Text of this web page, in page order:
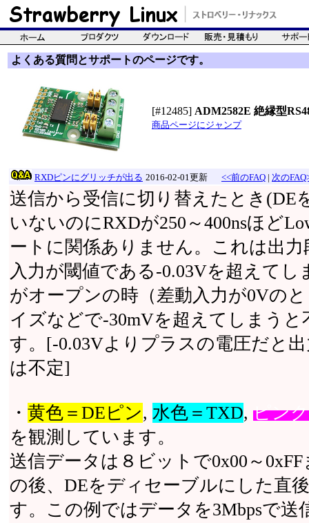
よくある質問とサポートのページです。
[#12485] ADM2582E 絶縁型
商品ページにジャンプ
RXDピンにグリッチが出る 2016-02-01更新 <<前のFAQ | 次の
送信から受信に切り替えたとき(DE
いないのにRXDが250～400nsほど
ートに関係ありません。これは出
入力が閾値である-0.03Vを超えて
がオープンの時（差動入力が0Vの
イズなどで-30mVを超えてしまう
す。[-0.03Vよりプラスの電圧だと
は不定]
・ 黄色＝DEピン, 水色＝TXD, ピン
を観測しています。
送信データは８ビットで0x00～
の後、DEをディセーブルにした直
す。この例ではデータを3Mbpsで